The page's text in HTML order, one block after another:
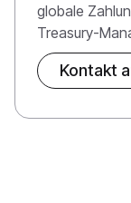
globale
Treasury-
Kontakt